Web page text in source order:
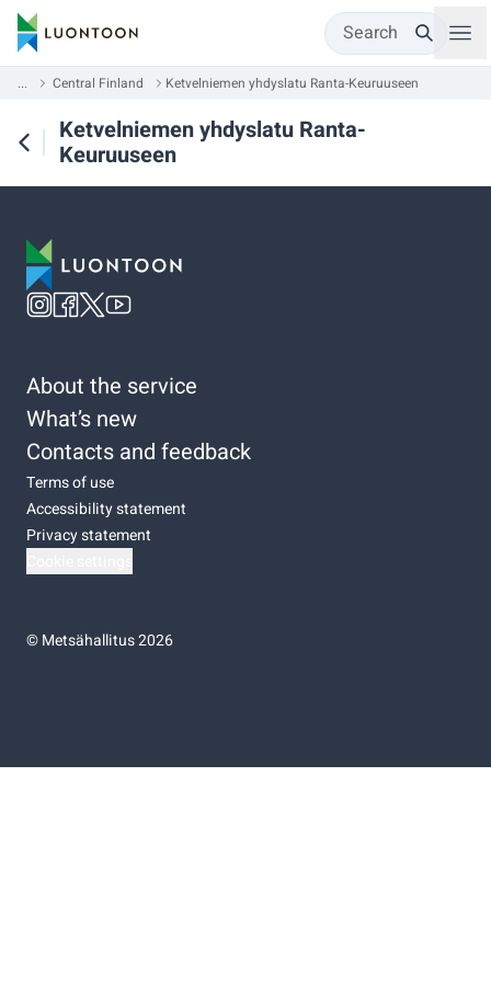
Search
... Central Finland Ketvelniemen yhdyslatu Ranta-Keuruuseen
Ketvelniemen yhdyslatu Ranta-
Keuruuseen
About the service
What’s new
Contacts and feedback
Terms of use
Accessibility statement
Privacy statement
©Metsähallitus 2026